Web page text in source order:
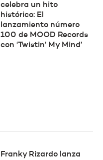
celebra un hito
histórico: El
lanzamiento número
100 de MOOD Records
con ‘Twistin’ My Mind’
Franky Rizardo lanza